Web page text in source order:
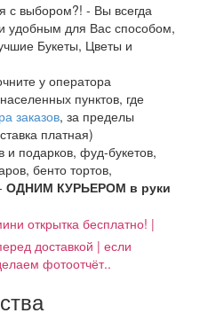
с выбором?! - Вы всегда
удобным для Вас способом,
Букеты, Цветы и
у оператора
пунктов, где
заказов, за пределы
платная)
и подарков, фуд-букетов,
бенто тортов,
ОДНИМ КУРЬЕРОМ в руки
открытка бесплатно! |
доставкой | если
фотоотчёт..